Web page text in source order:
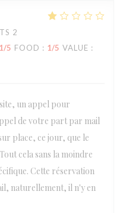
2
1/5 FOOD : 1/5 VALUE :
un appel pour
de votre part par mail
place, ce jour, que le
cela sans la moindre
Cette réservation
naturellement, il n'y en